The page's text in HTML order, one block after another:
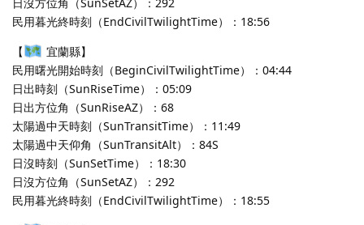
民用暮光終時刻（EndCivilTwilightTime）：18:56
【
宜蘭縣】
民用曙光開始時刻（BeginCivilTwilightTime）：04:44
日出時刻（SunRiseTime）：05:09
日出方位角（SunRiseAZ）：68
太陽過中天時刻（SunTransitTime）：11:49
太陽過中天仰角（SunTransitAlt）：84S
日沒時刻（SunSetTime）：18:30
日沒方位角（SunSetAZ）：292
民用暮光終時刻（EndCivilTwilightTime）：18:55